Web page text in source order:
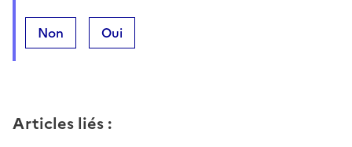
Non Oui
Articles liés :